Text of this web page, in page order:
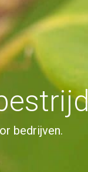
bedrijven.